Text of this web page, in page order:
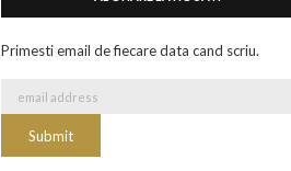
Primesti email de fiecare data cand scriu.